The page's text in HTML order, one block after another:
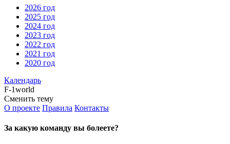
2026 год
2025 год
2024 год
2023 год
2022 год
2021 год
2020 год
Календарь
F-1world
Сменить тему
О проекте Правила Контакты
За какую команду вы болеете?